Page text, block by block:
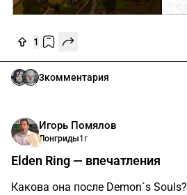
1
3комментария
Игорь Помялов
Лонгриды1г
Elden Ring — впечатления
Какова она после Demon`s Souls?